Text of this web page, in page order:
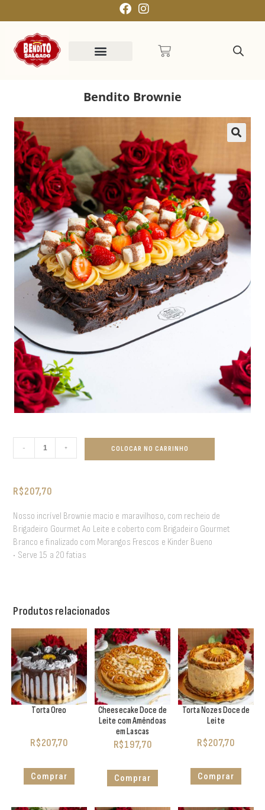
Bendito Brownie
- + COLOCAR NO CARRINHO
R$207,70
Nosso incrível Brownie macio e maravilhoso, com recheio de
Brigadeiro Gourmet Ao Leite e coberto com Brigadeiro Gourmet
Branco e finalizado com Morangos Frescos e Kinder Bueno
• Serve 15 a 20 fatias
Produtos relacionados
Torta Oreo
R$207,70
Comprar
Cheesecake Doce de
Leite com Amêndoas
em Lascas
R$197,70
Comprar
Torta Nozes Doce de
Leite
R$207,70
Comprar